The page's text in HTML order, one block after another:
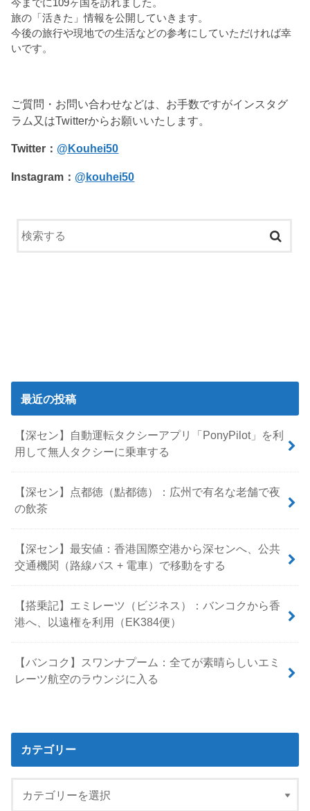
今までに109ヶ国を訪れました。
旅の「活きた」情報を公開していきます。
今後の旅行や現地での生活などの参考にしていただければ幸
いです。
ご質問・お問い合わせなどは、お手数ですがインスタグ
ラム又はTwitterからお願いいたします。
Twitter： @Kouhei50
Instagram： @kouhei50
最近の投稿
【深セン】自動運転タクシーアプリ「PonyPilot」を利
用して無人タクシーに乗車する
【深セン】点都徳（點都德）：広州で有名な老舗で夜
の飲茶
【深セン】最安値：香港国際空港から深センへ、公共
交通機関（路線バス + 電車）で移動をする
【搭乗記】エミレーツ（ビジネス）：バンコクから香
港へ、以遠権を利用（EK384便）
【バンコク】スワンナプーム：全てが素晴らしいエミ
レーツ航空のラウンジに入る
カテゴリー